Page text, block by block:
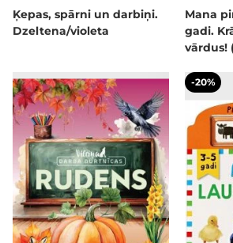
Ķepas, spārni un darbiņi.
Dzeltena/violeta
Mana
gadi.
vārdus!
-20%